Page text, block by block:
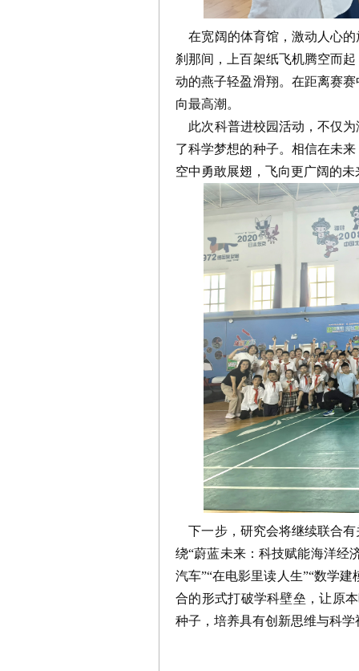
在宽阔的体育馆，激动人心的
刹那间，上百架纸飞机腾空而
动的燕子轻盈滑翔。在距离赛
向最高潮。
此次科普进校园活动，不仅为
了科学梦想的种子。相信在未
空中勇敢展翅，飞向更广阔的未
下一步，研究会将继续联合有
绕“蔚蓝未来：科技赋能海洋经
汽车”“在电影里读人生”“数学
合的形式打破学科壁垒，让原
种子，培养具有创新思维与科